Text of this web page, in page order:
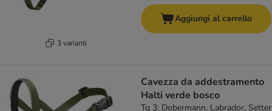
3 varianti
Aggiungi al carrello
Cavezza da addestramento
Halti verde bosco
Tg 3: Dobermann, Labrador, Setter